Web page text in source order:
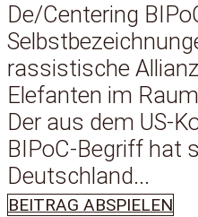
De/Centering
rassistische
Elefanten im
Der aus dem US-
BIPoC-Begriff hat
Deutschland...
BEITRAG ABSPIELEN